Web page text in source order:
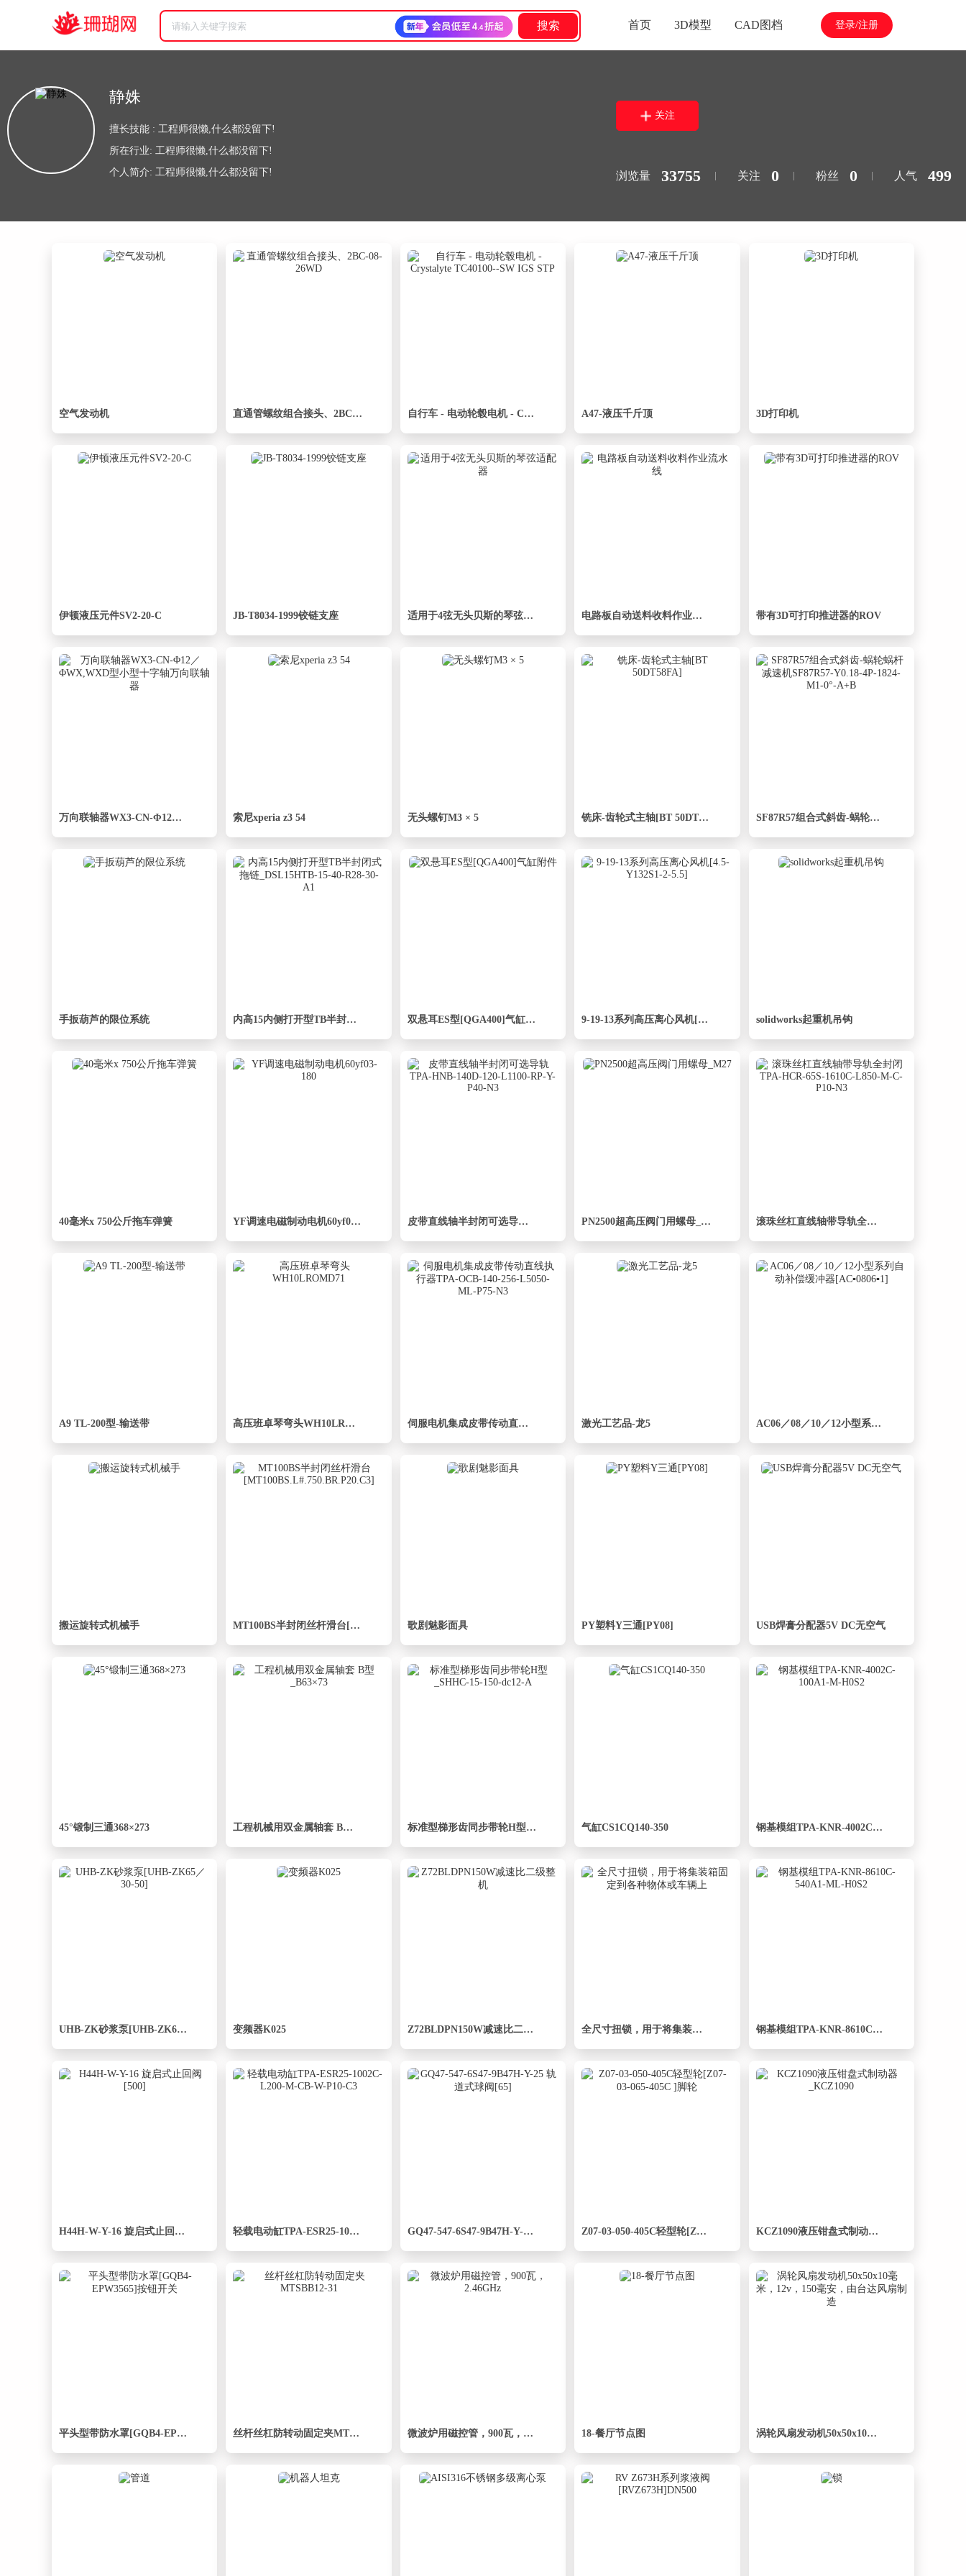
搜索 首页 3D模型 CAD图档 登录/注册
静姝
擅长技能 : 工程师很懒,什么都没留下!
所在行业: 工程师很懒,什么都没留下!
个人简介: 工程师很懒,什么都没留下!
关注
浏览量 33755 关注 0 粉丝 0 人气 499
空气发动机 直通管螺纹组合接头、2BC-08-26WD 自行车 - 电动轮毂电机 - Crystalyte TC40100--SW IGS STP A47-液压千斤顶 3D打印机
伊顿液压元件SV2-20-C JB-T8034-1999铰链支座 适用于4弦无头贝斯的琴弦适配器 电路板自动送料收料作业流水线 带有3D可打印推进器的ROV
万向联轴器WX3-CN-Φ12／ΦWX,WXD型小型十字轴万向联轴器 索尼xperia z3 54 无头螺钉M3 × 5 铣床-齿轮式主轴[BT 50DT58FA] SF87R57组合式斜齿-蜗轮蜗杆减速机SF87R57-Y0.18-4P-1824-M1-0°-A+B
手扳葫芦的限位系统 内高15内侧打开型TB半封闭式拖链_DSL15HTB-15-40-R28-30-A1 双悬耳ES型[QGA400]气缸附件 9-19-13系列高压离心风机[4.5-Y132S1-2-5.5] solidworks起重机吊钩
40毫米x 750公斤拖车弹簧 YF调速电磁制动电机60yf03-180 皮带直线轴半封闭可选导轨TPA-HNB-140D-120-L1100-RP-Y-P40-N3 PN2500超高压阀门用螺母_M27 滚珠丝杠直线轴带导轨全封闭TPA-HCR-65S-1610C-L850-M-C-P10-N3
A9 TL-200型-输送带 高压班卓琴弯头WH10LROMD71 伺服电机集成皮带传动直线执行器TPA-OCB-140-256-L5050-ML-P75-N3 激光工艺品-龙5 AC06／08／10／12小型系列自动补偿缓冲器[AC▪0806▪1]
搬运旋转式机械手 MT100BS半封闭丝杆滑台[MT100BS.L#.750.BR.P20.C3] 歌剧魅影面具 PY塑料Y三通[PY08] USB焊膏分配器5V DC无空气
45°锻制三通368×273 工程机械用双金属轴套 B型_B63×73 标准型梯形齿同步带轮H型_SHHC-15-150-dc12-A 气缸CS1CQ140-350 钢基模组TPA-KNR-4002C-100A1-M-H0S2
UHB-ZK砂浆泵[UHB-ZK65／30-50] 变频器K025 Z72BLDPN150W减速比二级整机 全尺寸扭锁，用于将集装箱固定到各种物体或车辆上 钢基模组TPA-KNR-8610C-540A1-ML-H0S2
H44H-W-Y-16 旋启式止回阀[500] 轻载电动缸TPA-ESR25-1002C-L200-M-CB-W-P10-C3 GQ47-547-6S47-9B47H-Y-25 轨道式球阀[65] Z07-03-050-405C轻型轮[Z07-03-065-405C ]脚轮 KCZ1090液压钳盘式制动器_KCZ1090
平头型带防水罩[GQB4-EPW3565]按钮开关 丝杆丝杠防转动固定夹MTSBB12-31 微波炉用磁控管，900瓦，2.46GHz 18-餐厅节点图 涡轮风扇发动机50x50x10毫米，12v，150毫安，由台达风扇制造